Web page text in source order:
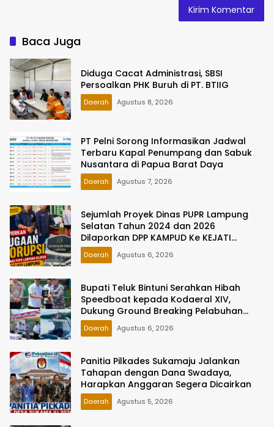
Baca Juga
Diduga Cacat Administrasi, SBSI
Persoalkan PHK Buruh di PT. BTIIG
Daerah Agustus 8, 2026
PT Pelni Sorong Informasikan Jadwal
Terbaru Kapal Penumpang dan Sabuk
Nusantara di Papua Barat Daya
Daerah Agustus 7, 2026
Sejumlah Proyek Dinas PUPR Lampung
Selatan Tahun 2024 dan 2026
Dilaporkan DPP KAMPUD Ke KEJATI
Lampung
Daerah Agustus 6, 2026
Bupati Teluk Bintuni Serahkan Hibah
Speedboat kepada Kodaeral XIV,
Dukung Ground Breaking Pelabuhan
Babo
Daerah Agustus 6, 2026
Panitia Pilkades Sukamaju Jalankan
Tahapan dengan Dana Swadaya,
Harapkan Anggaran Segera Dicairkan
Daerah Agustus 5, 2026